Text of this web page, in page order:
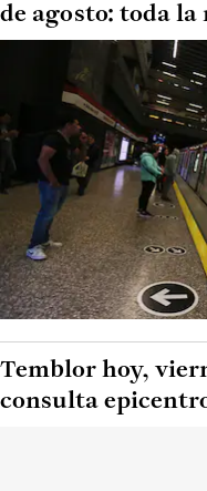
de agosto: toda la
Temblor hoy,
consulta